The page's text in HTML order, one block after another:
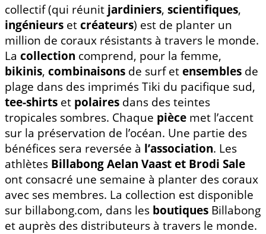
collectif (qui réunit jardiniers, scientifiques,
ingénieurs etcréateurs) est de planter un
million de coraux résistants à travers le monde.
La collection comprend, pour la femme,
bikinis, combinaisons de surf etensembles de
plage dans des imprimés Tiki du pacifique sud,
tee-shirts et polaires dans des teintes
tropicales sombres. Chaque pièce met l’accent
sur la préservation de l’océan. Une partie des
bénéfices sera reversée à l’association. Les
athlètes Billabong Aelan Vaast et Brodi Sale
ont consacré une semaine à planter des coraux
avec ses membres. La collection est disponible
sur billabong.com, dans les boutiques Billabong
et auprès des distributeurs à travers le monde.